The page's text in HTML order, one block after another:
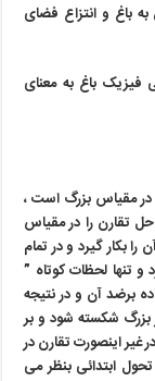
باغ و انتزاع فضای
فیزیک باغ به معنای
در مقیاس بزرگ است ،
تقارن را در مقیاس
بکار گیرد و در تمام
تنها لحظات کوتاه ”
برضد آن و در نتیجه
بزرگ شکسته شود و بر
اینصورت تقارن در
ابتدائی بنظر می